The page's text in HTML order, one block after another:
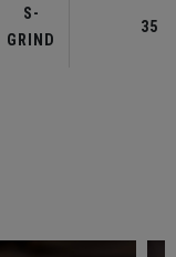
S-
GRIND